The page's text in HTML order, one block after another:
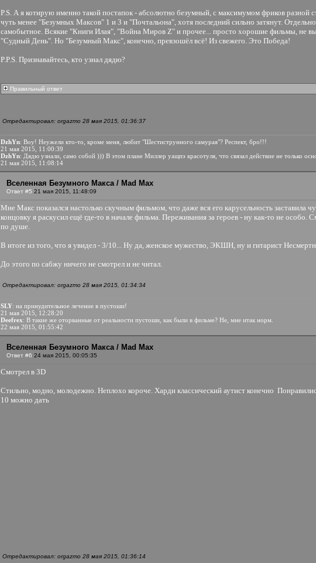
P.S. А я котирую именно такой постапок - абсолютно безумный, с максимумом фриков
чуть менее "Безумных Максов" 1 и 3 и "Почтальона", хотя последний сильно затянут.
самобытное. Всякие "Книги Илая", "Война Миров Z" и прочее... просто хорошие фильмы, не
"Судный День". Но "Безумный Макс", конечно, превзошёл всё! Из свежего. Это Победа!
P.P.S. Признавайтесь, кто узнал дядю?
Правильный ответ
Отредактировал: orgazmo 28 мая 2015, 01:36:37
DzhYn: Воу! Неужели кто-то, кроме меня, любит "Шестиструнного самурая"? Респект, бро!!!
21 мая 2015, 11:00:39
DzhYn: Дядю узнали, само собой ))) В этом плане Миллер уащпэ красотуля, что связал действие не только
21 мая 2015, 11:08:14
Вселенная Безумного Макса / Mad Max
Ответ #5 21 мая 2015, 11:48:09
Мне Макс показался настолько скучным фильмом, что даже вся его карусельность заставила
концовку я раскусил ещё где-то в начале фильма. Переживания за героев - ну как-то не
по душе.
В итоге из того, что я увидел - 3/10... Ну да, женское мужество, ЭКШН, ну и гитарист
До этого по сабжу ничего не смотрел и не читал.
Отредактировал: orgazmo 28 мая 2015, 01:34:34
SLY: на принудительное лечение в пустоши!
21 мая 2015, 12:28:20
Deefrex: В такие же оторванные от реальности пустоши, как были в фильме? Не, мне итак норм.
22 мая 2015, 01:55:42
Вселенная Безумного Макса / Mad Max
Ответ #6 24 мая 2015, 00:05:35
Смотрел в 3D
Стильно, модно, молодежно. Неплохо короче. Харди классический аутист конечно
10 можно дать
Отредактировал: orgazmo 28 мая 2015, 01:36:14